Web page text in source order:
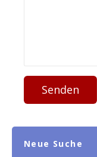
Senden
Neue Suche